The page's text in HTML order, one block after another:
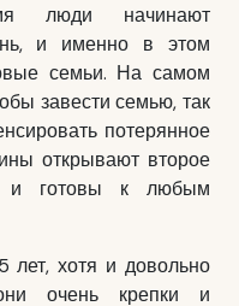
люди начинают
и именно в этом
семьи. На самом
завести семью, так
потерянное
открывают второе
и готовы к любым
лет, хотя и довольно
очень крепки и